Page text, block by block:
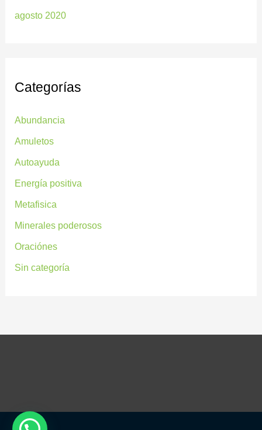
agosto 2020
Categorías
Abundancia
Amuletos
Autoayuda
Energía positiva
Metafisica
Minerales poderosos
Oraciónes
Sin categoría